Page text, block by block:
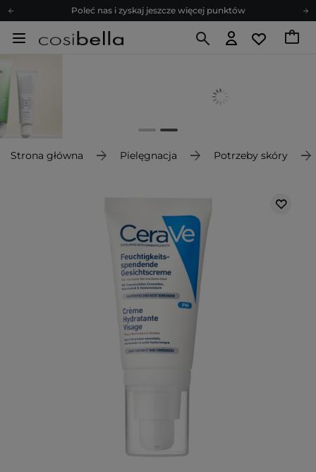
Poleć nas i zyskaj jeszcze więcej punktów
Zapisz się na newsletter pełen porad
Poleć nas i zyskaj jeszcze więcej punktów
Strona główna Pielęgnacja Potrzeby skóry